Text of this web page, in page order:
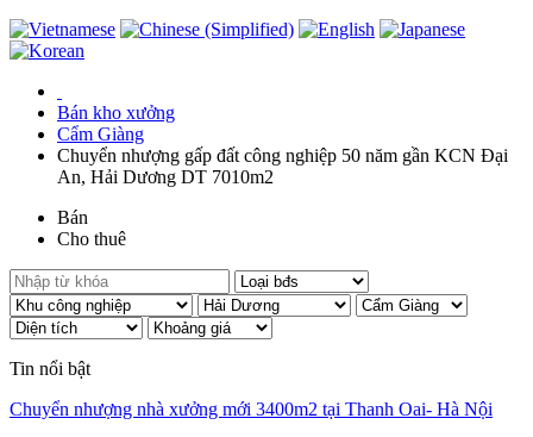
Bán kho xưởng
Cẩm Giàng
Chuyển nhượng gấp đất công nghiệp 50 năm gần KCN Đại
An, Hải Dương DT 7010m2
Bán
Cho thuê
Tin nổi bật
Chuyển nhượng nhà xưởng mới 3400m2 tại Thanh Oai- Hà Nội